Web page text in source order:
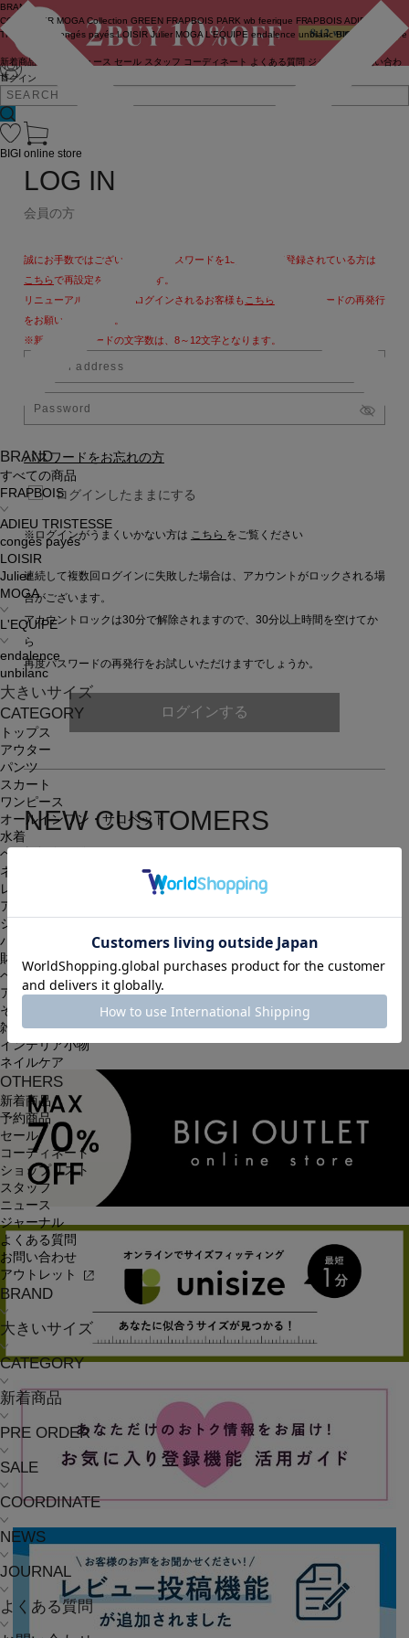
ログイン
BRAND
COUTURIER MOGA Collection GREEN FRAPBOIS PARK wb feerique FRAPBOIS ADIEU
TRISTESSE
congés payés LOISIR Julier MOGA L'EQUIPE endalence unbilanc BIGI online store
新着商品 ニュース セール スタッフ コーディネート よくある質問 ジャーナル
お問い合わ
せ
BRAND
すべての商品
FRAPBOIS
ADIEU TRISTESSE
congés payés
LOISIR
Julier
MOGA
L'EQUIPE
endalence
unbilanc
大きいサイズ
CATEGORY
トップス
アウター
パンツ
スカート
ワンピース
オールインワン・サロペット
水着
ヘッドウェア
ネックウェア
レッグウェア
アンダーウェア
シューズ
バッグ
財布
ベルト
アクセサリ
その他
雑貨小物
インテリア小物
ネイルケア
OTHERS
新着商品
予約商品
セール
コーディネート
ショップリスト
スタッフ
ニュース
ジャーナル
よくある質問
お問い合わせ
アウトレット
BRAND
大きいサイズ
CATEGORY
新着商品
PRE ORDER
SALE
COORDINATE
NEWS
JOURNAL
よくある質問
BIGI online store
LOG IN
会員の方
誠にお手数ではございますが、パスワードを13文字以上で登録されている方は
こちらで再設定をお願いします。
リニューアル後、初めてログインされるお客様も こちら
よりパスワードの再発行
をお願いいたします。
※新しいパスワードの文字数は、8～12文字となります。
パスワードをお忘れの方
ログインしたままにする
※ログインがうまくいかない方は こちら をご覧ください
連続して複数回ログインに失敗した場合は、アカウントがロックされる場
合がございます。
アカウントロックは30分で解除されますので、30分以上時間を空けてか
ら
再度パスワードの再発行をお試しいただけますでしょうか。
ログインする
NEW CUSTOMERS
会員限定のお得な最新情報もございます。
会員登録する